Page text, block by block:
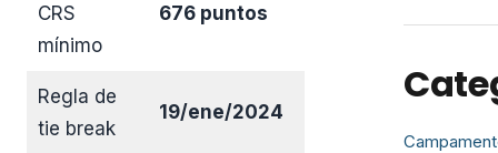
CRS
mínimo
676 puntos
Regla de
tie break
19/ene/2024